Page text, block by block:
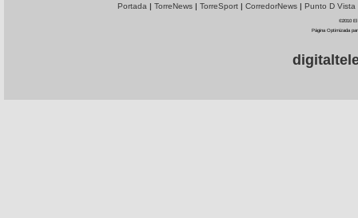
Portada | TorreNews| TorreSport| CorredorNews| Punto D Vista
©2010 El
Página Optimizada